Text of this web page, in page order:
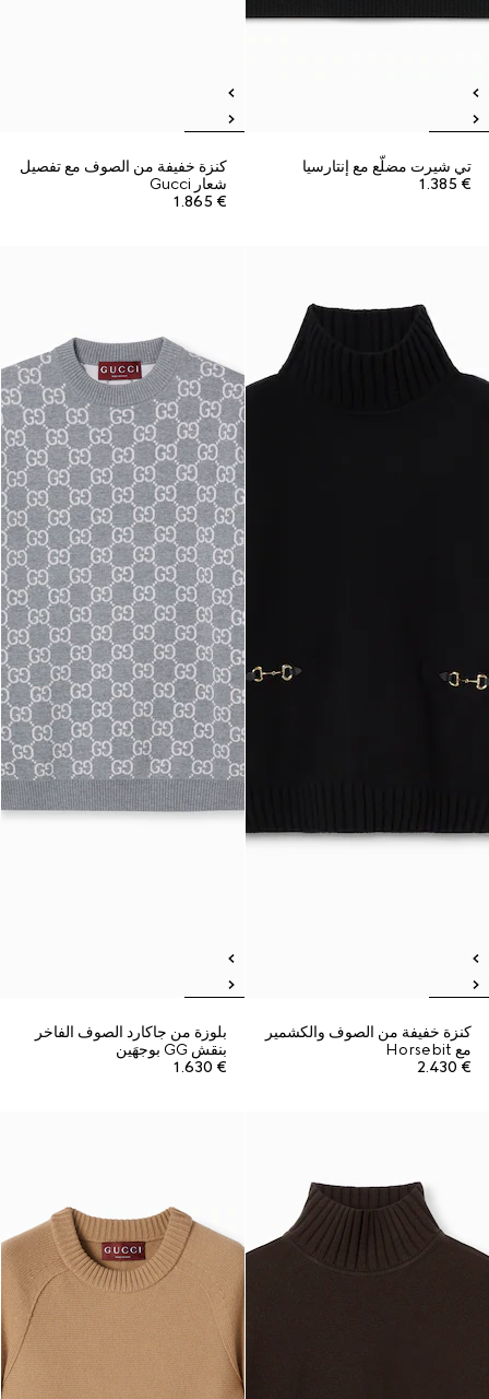
تي شيرت مضلّع مع إنتارسيا
€ 1.385
كنزة خفيفة من الصوف مع تفصيل
شعار Gucci
€ 1.865
كنزة خفيفة من الصوف والكشمير
مع Horsebit
€ 2.430
بلوزة من جاكارد الصوف الفاخر
بنقش GG بوجهَين
€ 1.630